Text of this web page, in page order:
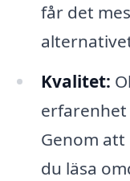
får det
Kvalitet:
erfarenhet
Genom
du läsa